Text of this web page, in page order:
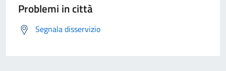
Problemi in città
Segnala disservizio